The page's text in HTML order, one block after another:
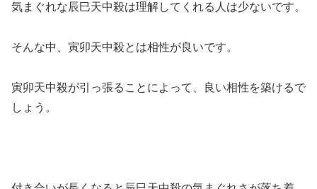
気まぐれな辰巳天中殺は理解してくれる人は少ないです。
そんな中、寅卯天中殺とは相性が良いです。
寅卯天中殺が引っ張ることによって、良い相性を築けるで
しょう。